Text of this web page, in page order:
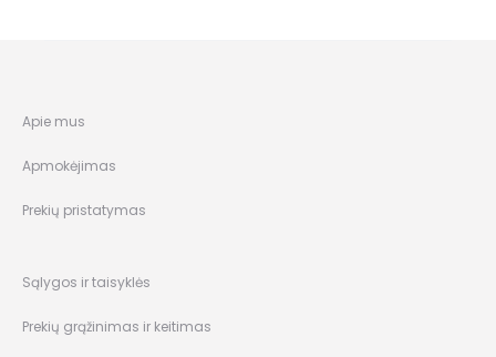
Apie mus
Apmokėjimas
Prekių pristatymas
Sąlygos ir taisyklės
Prekių grąžinimas ir keitimas